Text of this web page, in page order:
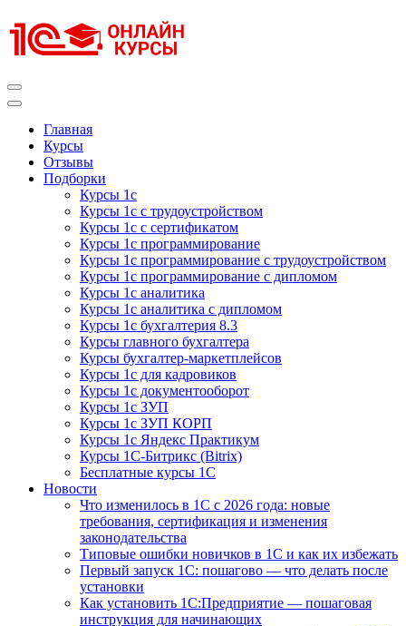
к
содержимому
Главная
Курсы
Отзывы
Подборки
Курсы 1с
Курсы 1с с трудоустройством
Курсы 1с с сертификатом
Курсы 1с программирование
Курсы 1с программирование с трудоустройством
Курсы 1с программирование с дипломом
Курсы 1с аналитика
Курсы 1с аналитика с дипломом
Курсы 1с бухгалтерия 8.3
Курсы главного бухгалтера
Курсы бухгалтер-маркетплейсов
Курсы 1с для кадровиков
Курсы 1с документооборот
Курсы 1с ЗУП
Курсы 1с ЗУП КОРП
Курсы 1с Яндекс Практикум
Курсы 1С-Битрикс (Bitrix)
Бесплатные курсы 1С
Новости
Что изменилось в 1С с 2026 года: новые
требования, сертификация и изменения
законодательства
Типовые ошибки новичков в 1С и как их избежать
Первый запуск 1С: пошагово — что делать после
установки
Как установить 1С:Предприятие — пошаговая
инструкция для начинающих